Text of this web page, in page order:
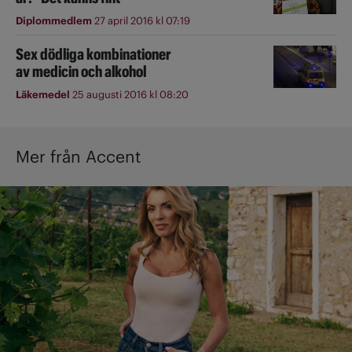
Diplommedlem27 april 2016 kl 07:19
Sex dödliga kombinationer
av medicin och alkohol
Läkemedel 25 augusti 2016 kl 08:20
Mer från Accent